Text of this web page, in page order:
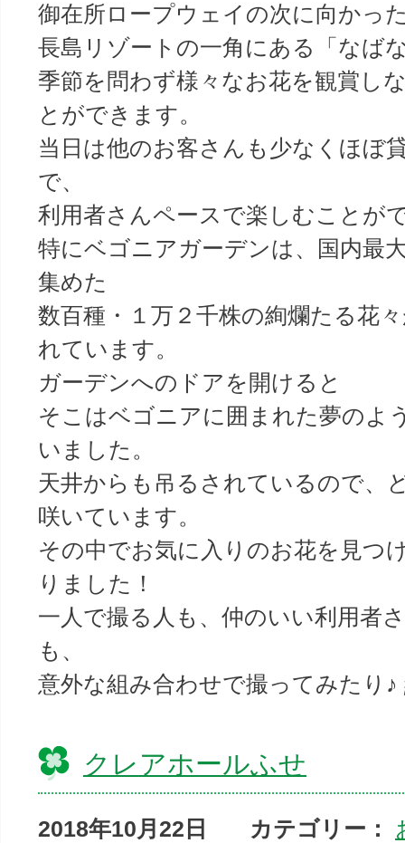
御在所ロープウェイの次に向かっ
長島リゾートの一角にある「なば
季節を問わず様々なお花を観賞し
とができます。
当日は他のお客さんも少なくほぼ
で、
利用者さんペースで楽しむことが
特にベゴニアガーデンは、国内最
集めた
数百種・１万２千株の絢爛たる花
れています。
ガーデンへのドアを開けると
そこはベゴニアに囲まれた夢のよ
いました。
天井からも吊るされているので、
咲いています。
その中でお気に入りのお花を見つ
りました！
一人で撮る人も、仲のいい利用者
も、
意外な組み合わせで撮ってみたり♪
クレアホールふせ
2018年10月22日 カテゴリー：